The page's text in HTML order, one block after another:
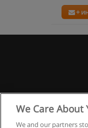
+
We Care About
We and our partners